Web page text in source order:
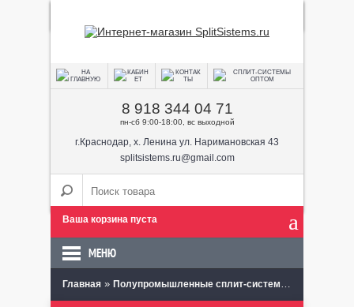
8 918 344 04 71
пн-сб 9:00-18:00, вс выходной
г.Краснодар, х. Ленина ул. Наримановская 43
splitsistems.ru@gmail.com
Ваша корзина пуста
МЕНЮ
Главная » Полупромышленные сплит-системы »